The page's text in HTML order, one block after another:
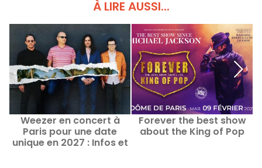
À LIRE AUSSI...
Weezer en concert à
Paris pour une date
unique en 2027 : Infos et
Forever the best show
about the King of Pop